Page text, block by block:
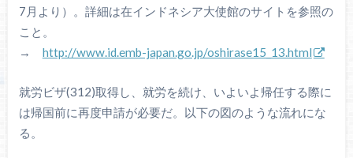
7月より）。詳細は在インドネシア大使館のサイトを参照の
こと。
→ http://www.id.emb-japan.go.jp/oshirase15_13.html
就労ビザ(312)取得し、就労を続け、いよいよ帰任する際に
は帰国前に再度申請が必要だ。以下の図のような流れにな
る。